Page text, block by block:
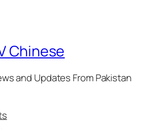
Chinese
and Updates From Pakistan